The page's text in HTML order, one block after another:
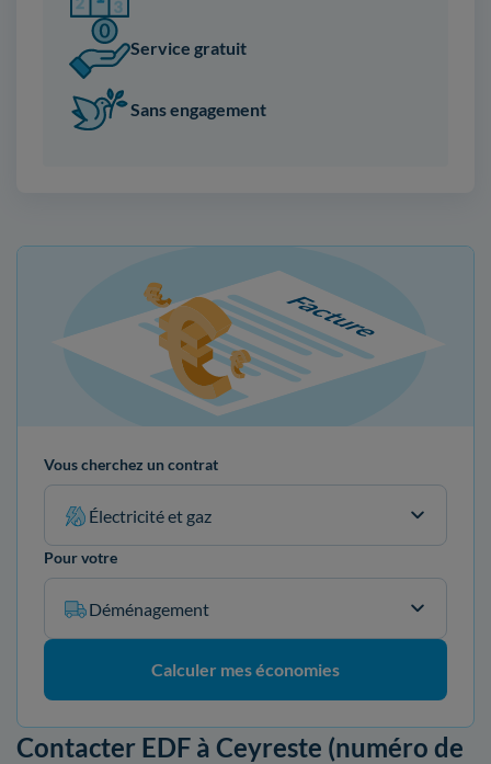
Service gratuit
Sans engagement
Vous cherchez un contrat
Électricité et gaz
Pour votre
Déménagement
Calculer mes économies
Contacter EDF à Ceyreste (numéro de